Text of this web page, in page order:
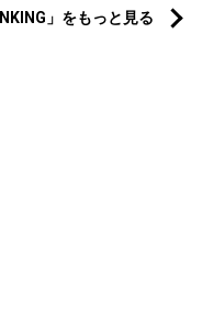
」をもっと見る